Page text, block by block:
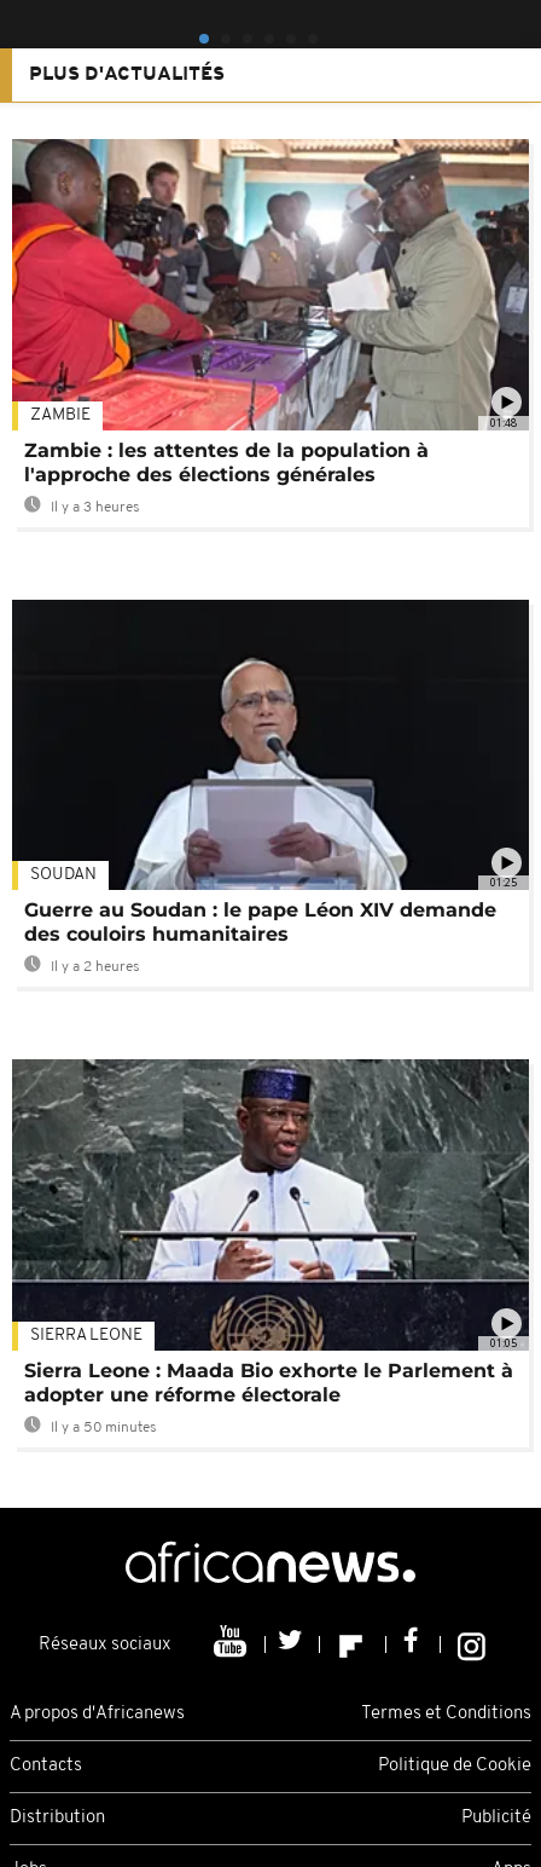
PLUS D'ACTUALITÉS
01:48
ZAMBIE
Zambie : les attentes de la population à
l'approche des élections générales
Il y a 3 heures
01:25
SOUDAN
Guerre au Soudan : le pape Léon XIV demande
des couloirs humanitaires
Il y a 2 heures
01:05
SIERRA LEONE
Sierra Leone : Maada Bio exhorte le Parlement à
adopter une réforme électorale
Il y a 50 minutes
Réseaux sociaux
A propos d'Africanews Termes et Conditions
Contacts Politique de Cookie
Distribution Publicité